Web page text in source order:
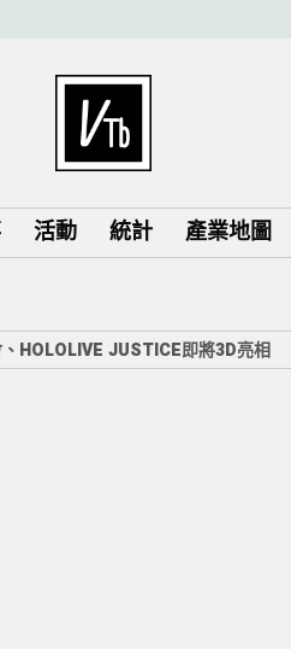
活動 統計 產業地圖
HOLOLIVE JUSTICE即將3D亮相